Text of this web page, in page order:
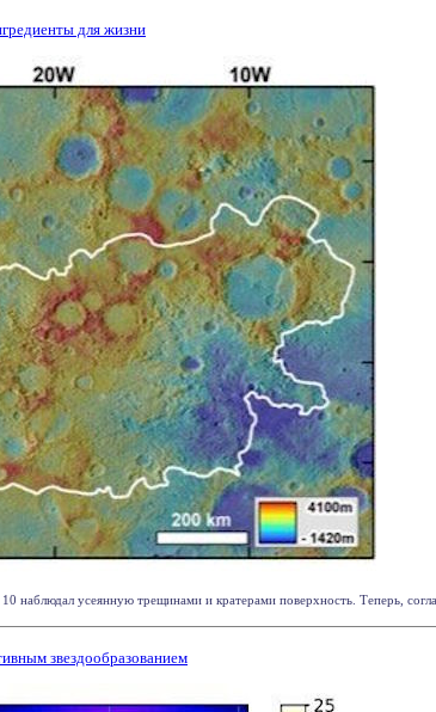
для жизни
усеянную трещинами и кратерами поверхность. Теперь,
звездообразованием